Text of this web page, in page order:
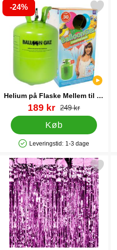
-24%
Helium på Flaske Mellem til 30
Balloner (20-25 cm)
Varenr 13479
pris
189 kr pris
249 kr
Køb
Produkttilgængelighed: På lager
Leveringstid: 1-3 dage
på Flaske Mellem til 30
Markér party Forhæng